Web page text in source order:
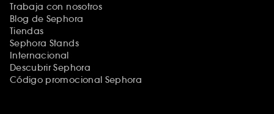
Trabaja con nosotros
Blog de Sephora
Tiendas
Sephora Stands
Internacional
Descubrir Sephora
Código promocional Sephora